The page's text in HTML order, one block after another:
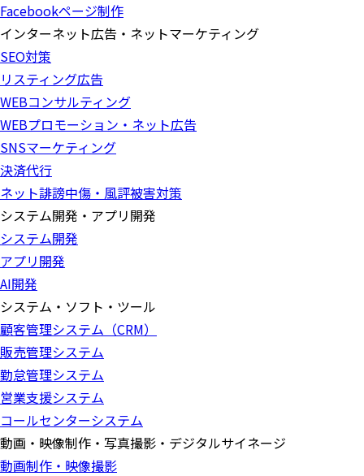
Facebookページ制作
インターネット広告・ネットマーケティング
SEO対策
リスティング広告
WEBコンサルティング
WEBプロモーション・ネット広告
SNSマーケティング
決済代行
ネット誹謗中傷・風評被害対策
システム開発・アプリ開発
システム開発
アプリ開発
AI開発
システム・ソフト・ツール
顧客管理システム（CRM）
販売管理システム
勤怠管理システム
営業支援システム
コールセンターシステム
動画・映像制作・写真撮影・デジタルサイネージ
動画制作・映像撮影